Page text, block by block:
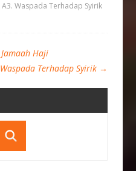
A3. Waspada Terhadap Syirik
Haji
Waspada Terhadap Syirik →